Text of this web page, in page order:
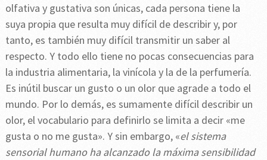
olfativa y gustativa son únicas, cada persona tiene la
suya propia que resulta muy difícil de describir y, por
tanto, es también muy difícil transmitir un saber al
respecto. Y todo ello tiene no pocas consecuencias para
la industria alimentaria, la vinícola y la de la perfumería.
Es inútil buscar un gusto o un olor que agrade a todo el
mundo. Por lo demás, es sumamente difícil describir un
olor, el vocabulario para definirlo se limita a decir «me
gusta o no me gusta». Y sin embargo, «el sistema
sensorial humano ha alcanzado la máxima sensibilidad